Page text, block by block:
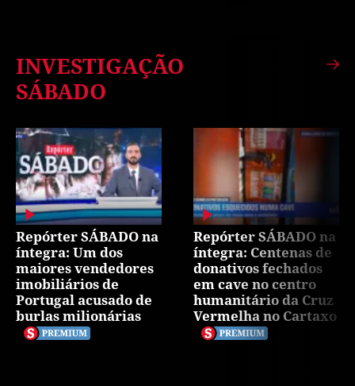
INVESTIGAÇÃO
SÁBADO
Repórter SÁBADO na
íntegra: Um dos
maiores vendedores
imobiliários de
Portugal acusado de
burlas milionárias
Repórter SÁBADO na
íntegra: Centenas de
donativos fechados
em cave no centro
humanitário da Cruz
Vermelha no Cartaxo